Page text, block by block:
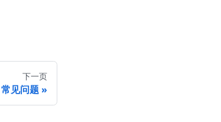
下一页
常见问题